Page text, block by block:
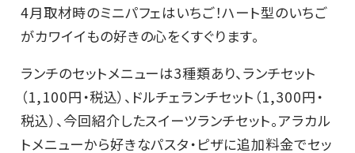
4月取材時のミニパフェはいちご！ハート型のいちご
がカワイイもの好きの心をくすぐります。
ランチのセットメニューは3種類あり、ランチセット
（1,100円・税込）、ドルチェランチセット（1,300円・
税込）、今回紹介したスイーツランチセット。アラカル
トメニューから好きなパスタ・ピザに追加料金でセッ